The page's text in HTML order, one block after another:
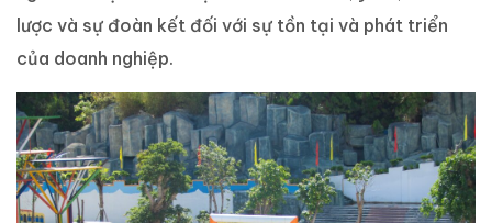
lược và sự đoàn kết đối với sự tồn tại và phát triển
của doanh nghiệp.